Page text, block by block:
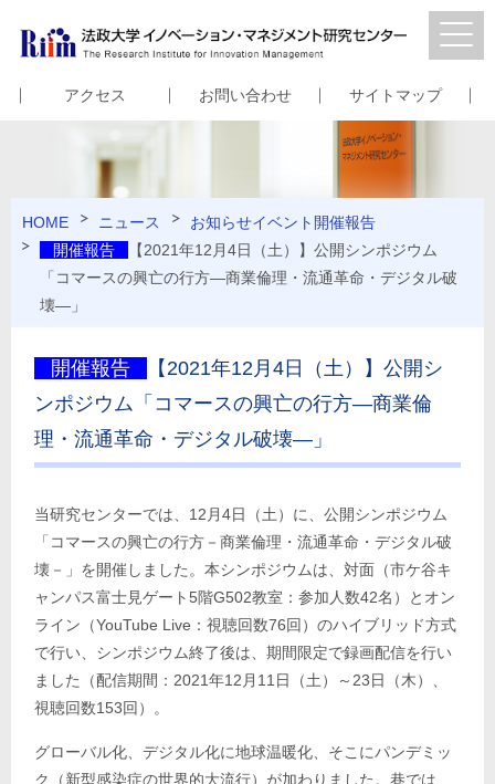
アクセス お問い合わせ サイトマップ
HOME ニュース お知らせイベント 開催報告
開催報告
【2021年12月4日（土）】公開シンポジウム
「コマースの興亡の行方—商業倫理・流通革命・デジタル破
壊—」
開催報告
【2021年12月4日（土）】公開シ
ンポジウム「コマースの興亡の行方—商業倫
理・流通革命・デジタル破壊—」
当研究センターでは、12月4日（土）に、公開シンポジウム
「コマースの興亡の行方－商業倫理・流通革命・デジタル破
壊－」を開催しました。本シンポジウムは、対面（市ケ谷キ
ャンパス富士見ゲート5階G502教室：参加人数42名）とオン
ライン（YouTube Live：視聴回数76回）のハイブリッド方式
で行い、シンポジウム終了後は、期間限定で録画配信を行い
ました（配信期間：2021年12月11日（土）～23日（木）、
視聴回数153回）。
グローバル化、デジタル化に地球温暖化、そこにパンデミッ
ク（新型感染症の世界的大流行）が加わりました。巷では